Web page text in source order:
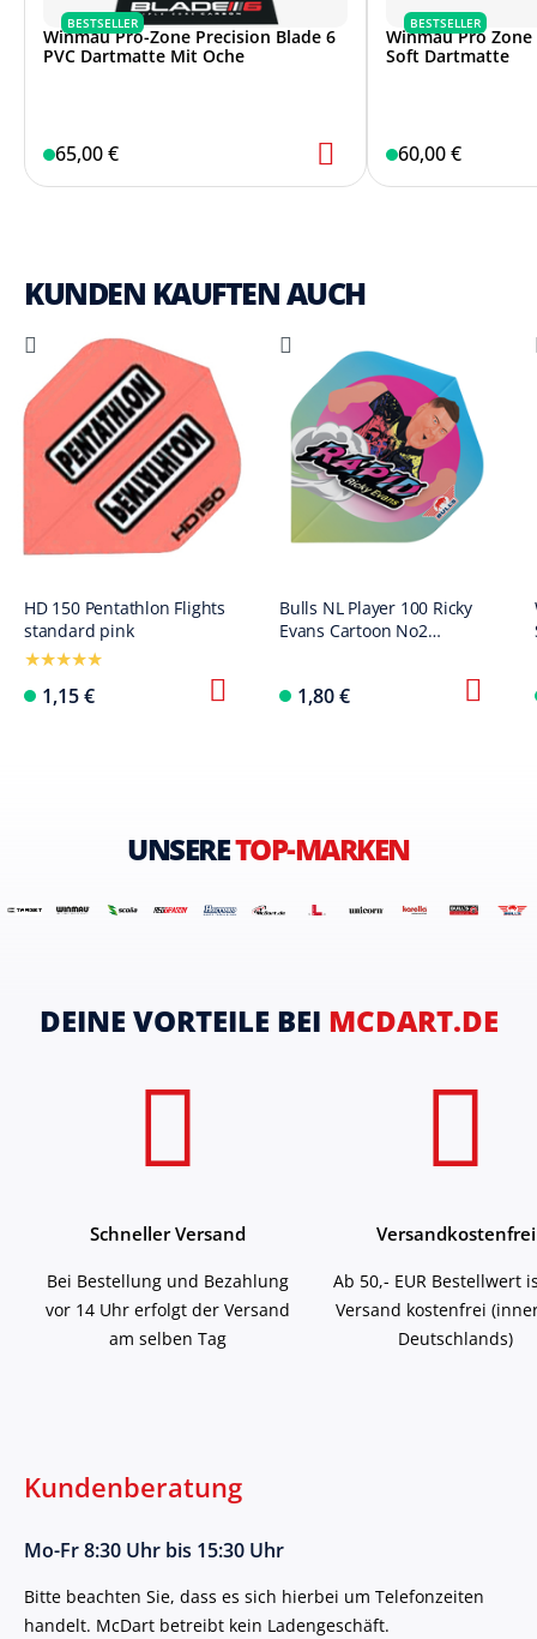
BESTSELLER
Winmau Pro-Zone Precision Blade 6
PVC Dartmatte Mit Oche
65,00 €
BESTSELLER
Winmau Pro
Soft Dartmatte
60,00 €
KUNDEN KAUFTEN AUCH
HD 150 Pentathlon Flights
standard pink
1,15 €
Bulls NL Player 100 Ricky
Evans Cartoon No2
1,80 €
UNSERETOP-MARKEN
DEINE VORTEILE BEI MCDART.DE
Schneller Versand
Bei Bestellung und Bezahlung
vor 14 Uhr erfolgt der Versand
am selben Tag
Versandkostenfrei
Ab 50,- EUR Bestellwert
Versand kostenfrei
Deutschlands)
Kundenberatung
Mo-Fr 8:30 Uhr bis 15:30 Uhr
Bitte beachten Sie, dass es sich hierbei um Telefonzeiten
handelt. McDart betreibt kein Ladengeschäft.